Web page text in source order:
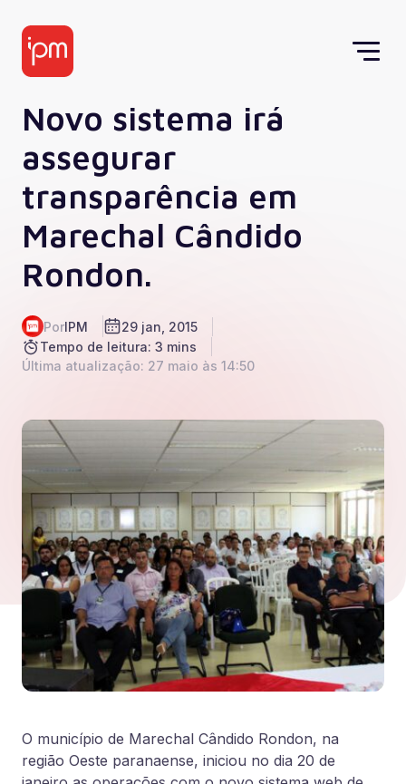
Novo sistema irá
assegurar
transparência em
Marechal Cândido
Rondon.
PorIPM
29 jan, 2015
Tempo de leitura: 3 mins
Última atualização: 27 maio às 14:50
O município de Marechal Cândido Rondon, na
região Oeste paranaense, iniciou no dia 20 de